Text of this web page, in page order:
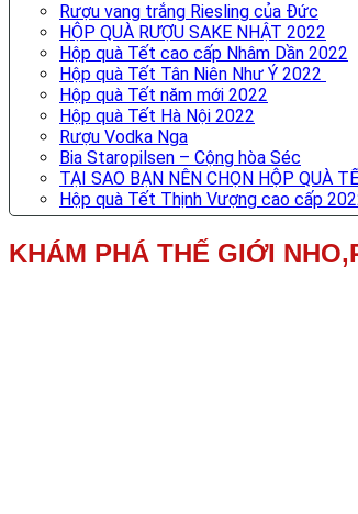
Rượu vang trắng Riesling của Đức
HỘP QUÀ RƯỢU SAKE NHẬT 2022
Hộp quà Tết cao cấp Nhâm Dần 2022
Hộp quà Tết Tân Niên Như Ý 2022
Hộp quà Tết năm mới 2022
Hộp quà Tết Hà Nội 2022
Rượu Vodka Nga
Bia Staropilsen – Cộng hòa Séc
TẠI SAO BẠN NÊN CHỌN HỘP QUÀ
Hộp quà Tết Thịnh Vượng cao cấp
KHÁM PHÁ THẾ GIỚI